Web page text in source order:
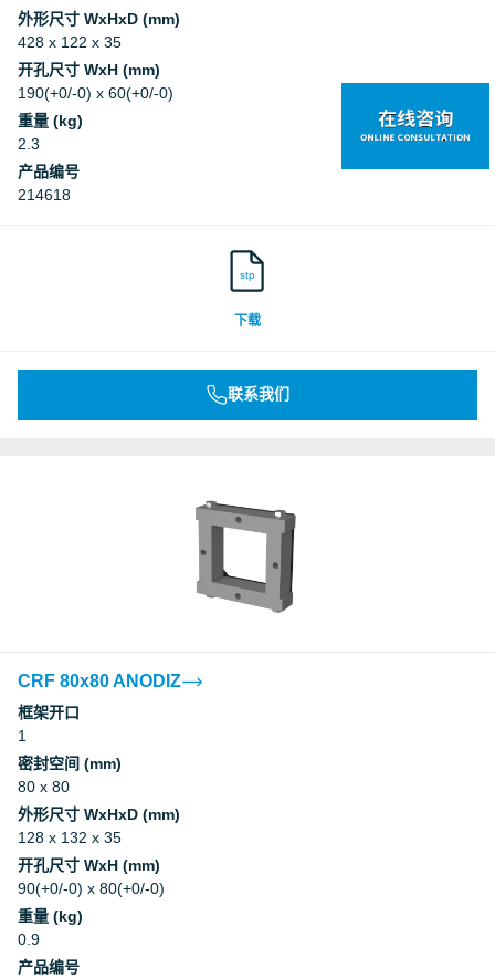
外形尺寸 WxHxD (mm)
428 x 122 x 35
开孔尺寸 WxH (mm)
190(+0/-0) x 60(+0/-0)
重量 (kg)
2.3
产品编号
214618
stp
下载
联系我们
CRF 80x80 ANODIZ
框架开口
1
密封空间 (mm)
80 x 80
外形尺寸 WxHxD (mm)
128 x 132 x 35
开孔尺寸 WxH (mm)
90(+0/-0) x 80(+0/-0)
重量 (kg)
0.9
产品编号